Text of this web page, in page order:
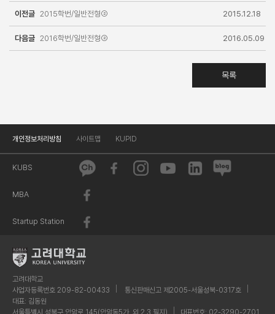
이전글 2015학번/일반전형② 2015.12.18
다음글 2016학번/일반전형② 2016.05.09
목록
개인정보처리방침 사이트맵 KUPID
KUBS
MBA
Startup Station
고려대학교
사업자등록번호 209-82-00433
통신판매신고 제2005-서울성북-0317호
대표: 김동원
서울특별시 성북구 안암로 145(안암동5가, 외 2 3 필지)
대표번호: 02-3290-2701,